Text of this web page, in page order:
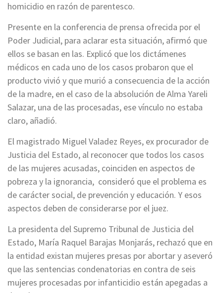
homicidio en razón de parentesco.
Presente en la conferencia de prensa ofrecida por el
Poder Judicial, para aclarar esta situación, afirmó que
ellos se basan en las. Explicó que los dictámenes
médicos en cada uno de los casos probaron que el
producto vivió y que murió a consecuencia de la acción
de la madre, en el caso de la absolución de Alma Yareli
Salazar, una de las procesadas, ese vínculo no estaba
claro, añadió.
El magistrado Miguel Valadez Reyes, ex procurador de
Justicia del Estado, al reconocer que todos los casos
de las mujeres acusadas, coinciden en aspectos de
pobreza y la ignorancia, consideró que el problema es
de carácter social, de prevención y educación. Y esos
aspectos deben de considerarse por el juez.
La presidenta del Supremo Tribunal de Justicia del
Estado, María Raquel Barajas Monjarás, rechazó que en
la entidad existan mujeres presas por abortar y aseveró
que las sentencias condenatorias en contra de seis
mujeres procesadas por infanticidio están apegadas a